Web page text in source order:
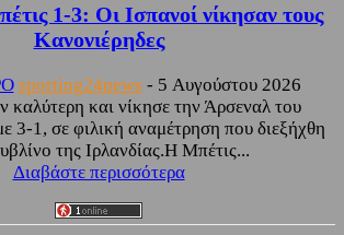
1-3: Οι Ισπανοί νίκησαν τους
Κανονιέρηδες
sporting24news - 5 Αυγούστου 2026
καλύτερη και νίκησε την Άρσεναλ του
3-1, σε φιλική αναμέτρηση που διεξήχθη
της Ιρλανδίας.Η Μπέτις...
Διαβάστε περισσότερα